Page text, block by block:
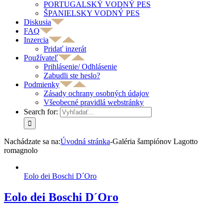
PORTUGALSKÝ VODNÝ PES
ŠPANIELSKY VODNÝ PES
Diskusia
FAQ
Inzercia
Pridať inzerát
Používateľ
Prihlásenie/ Odhlásenie
Zabudli ste heslo?
Podmienky
Zásady ochrany osobných údajov
Všeobecné pravidlá webstránky
Search for:
Nachádzate sa na:Úvodná stránka-Galéria šampiónov Lagotto
romagnolo
Eolo dei Boschi D´Oro
Eolo dei Boschi D´Oro